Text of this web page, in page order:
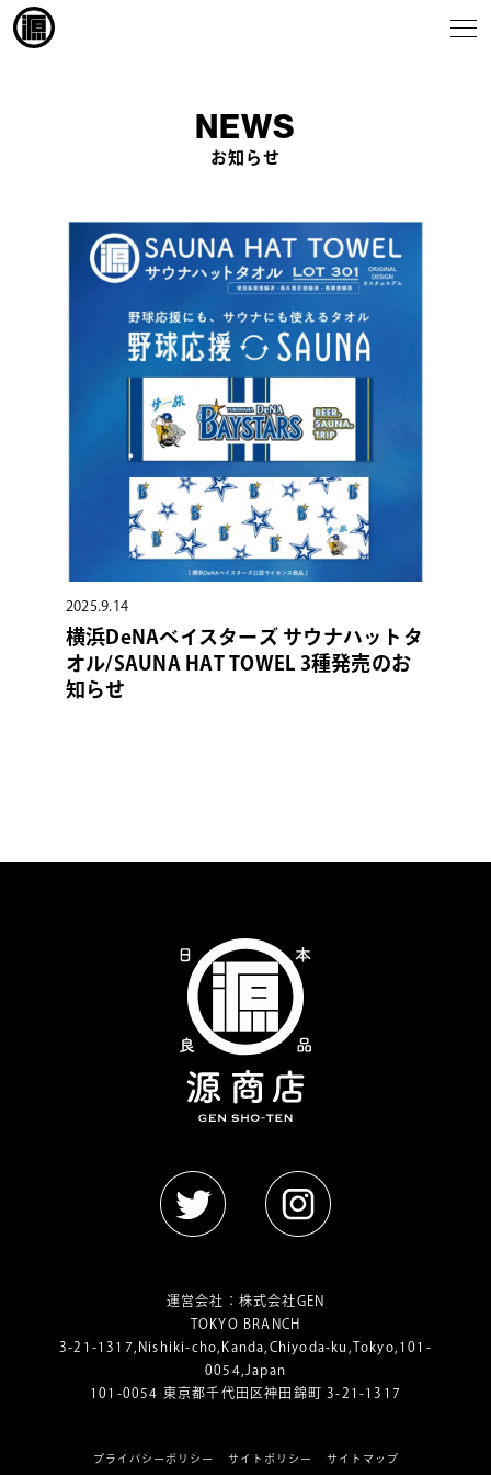
NEWS
お知らせ
2025.9.14
横浜DeNAベイスターズ サウナハットタ
オル/SAUNA HAT TOWEL 3種発売のお
知らせ
運営会社： 株式会社GEN
TOKYO BRANCH
3-21-1317,Nishiki-cho,Kanda,Chiyoda-ku,Tokyo,101-
0054,Japan
101-0054 東京都千代田区神田錦町 3-21-1317
プライバシーポリシー サイトポリシー サイトマップ